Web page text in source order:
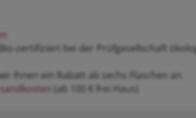
Bio-zertifiziert bei der Prüfgesellschaft
Ihnen ein Rabatt ab sechs Flaschen an.
(ab 100 € frei Haus)